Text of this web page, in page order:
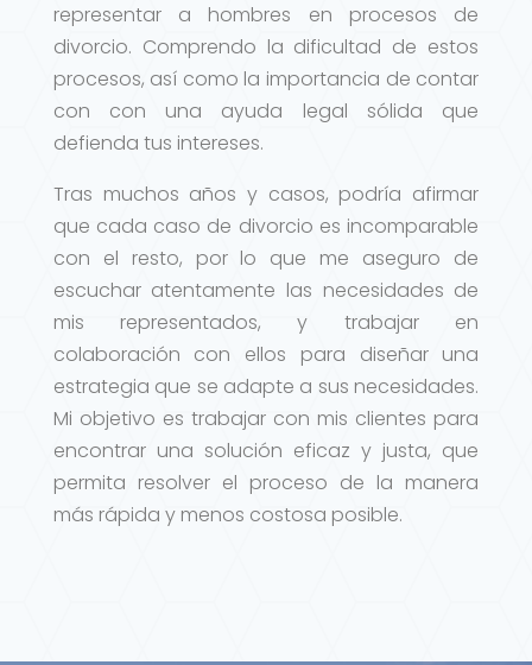
representar a hombres en procesos de
divorcio. Comprendo la dificultad de estos
procesos, así como la importancia de contar
con con una ayuda legal sólida que
defienda tus intereses.
Tras muchos años y casos, podría afirmar
que cada caso de divorcio es incomparable
con el resto, por lo que me aseguro de
escuchar atentamente las necesidades de
mis representados, y trabajar en
colaboración con ellos para diseñar una
estrategia que se adapte a sus necesidades.
Mi objetivo es trabajar con mis clientes para
encontrar una solución eficaz y justa, que
permita resolver el proceso de la manera
más rápida y menos costosa posible.